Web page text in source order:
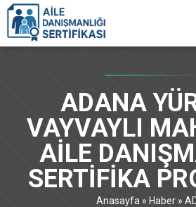
ADANA
VAYVAYLI
AİLE
SERTİFİKA
Anasayfa » Haber »